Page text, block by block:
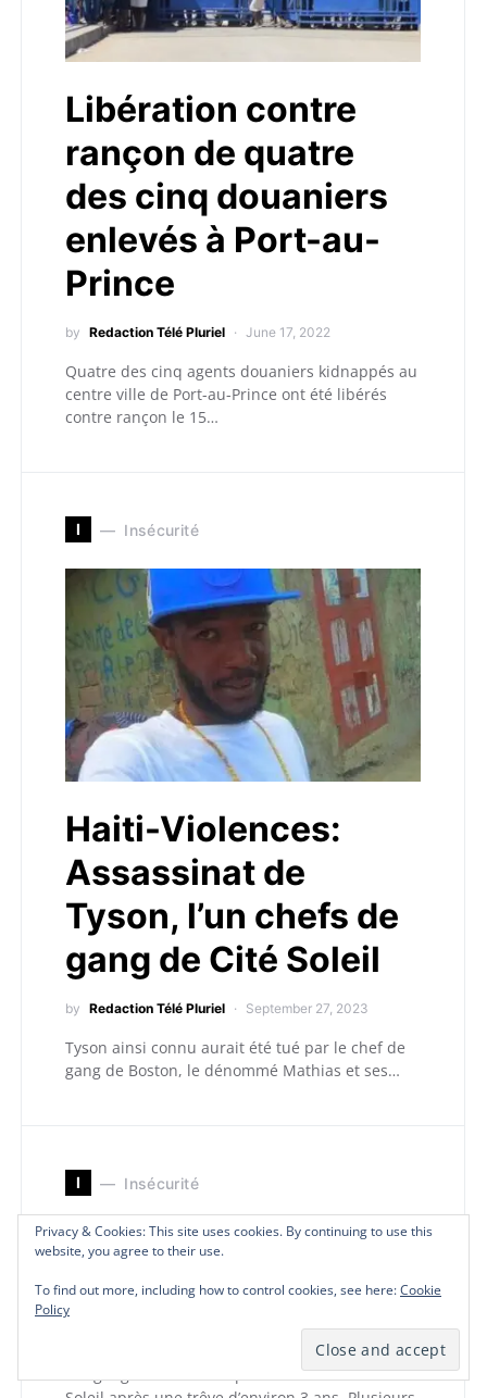
Privacy & Cookies: This site uses cookies. By continuing to use this
website, you agree to their use.
To find out more, including how to control cookies, see here:Cookie
Policy
Libération contre
rançon de quatre
des cinq douaniers
enlevés à Port-au-
Prince
by Redaction Télé Pluriel June 17, 2022
Quatre des cinq agents douaniers kidnappés au
centre ville de Port-au-Prince ont été libérés
contre rançon le 15…
I Insécurité
Haiti-Violences:
Assassinat de
Tyson, l’un chefs de
gang de Cité Soleil
by Redaction Télé Pluriel September 27, 2023
Tyson ainsi connu aurait été tué par le chef de
gang de Boston, le dénommé Mathias et ses…
I Insécurité
ACTUALITÉ A LA
UNE
Les gangs armés ont repris du service à Cité
Privacy & Cookies: This site uses cookies. By continuing to use this
website, you agree to their use.
To find out more, including how to control cookies, see here:Cookie
Policy
Privacy & Cookies: This site uses cookies. By continuing to use this
website, you agree to their use.
To find out more, including how to control cookies, see here:Cookie
Policy
Privacy & Cookies: This site uses cookies. By continuing to use this
website, you agree to their use.
To find out more, including how to control cookies, see here:Cookie
Policy